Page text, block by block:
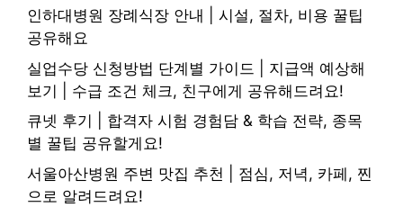
인하대병원 장례식장 안내 | 시설, 절차, 비용 꿀팁
공유해요
실업수당 신청방법 단계별 가이드 | 지급액 예상해
보기 | 수급 조건 체크, 친구에게 공유해드려요!
큐넷 후기 | 합격자 시험 경험담 & 학습 전략, 종목
별 꿀팁 공유할게요!
서울아산병원 주변 맛집 추천 | 점심, 저녁, 카페, 찐
으로 알려드려요!